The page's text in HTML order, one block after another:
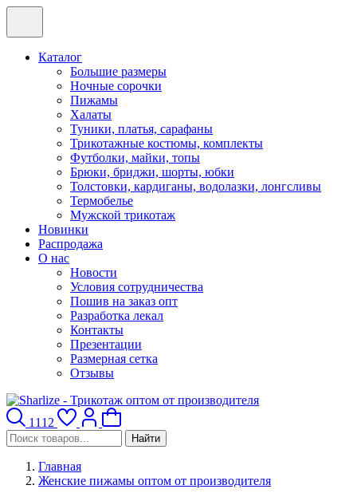
Каталог
Большие размеры
Ночные сорочки
Пижамы
Халаты
Туники, платья, сарафаны
Трикотажные костюмы, комплекты
Футболки, майки, топы
Брюки, бриджи, шорты, юбки
Толстовки, кардиганы, водолазки, лонгсливы
Термобелье
Мужской трикотаж
Новинки
Распродажа
О нас
Новости
Условия сотрудничества
Пошив на заказ опт
Разработка лекал
Контакты
Презентации
Размерная сетка
Отзывы
1112
Найти
Главная
Женские пижамы оптом от производителя